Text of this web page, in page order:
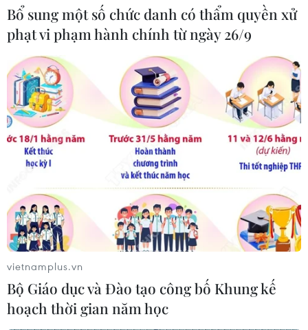
Bổ sung một số chức danh có thẩm quyền xử
phạt vi phạm hành chính từ ngày 26/9
vietnamplus.vn
Bộ Giáo dục và Đào tạo công bố Khung kế
hoạch thời gian năm học